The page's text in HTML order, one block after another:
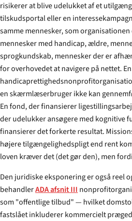
risikerer at blive udelukket af et utilgængeligt
tilskudsportal eller en
samme mennesker, som organisationen eksisterer for at betjene —
mennesker med handicap, ældre,
sprogkundskab, mennesker der er
for overhovedet at navigere på nettet. En
en skærmlæserbruger ikke kan gennemføre, er en
En fond, der finansierer
der udelukker ansøgere med kognitive funktionsnedsættelser,
finansierer det forkerte resultat.
højere tilgængeligheds­pligt end rent
loven kræver det
Den juridiske eksponering er også reel
behandlerADA afsnit III
som "offentlige tilbud" — hvilket
fastslået inkluderer kommercielt prægede hjemmesider — på